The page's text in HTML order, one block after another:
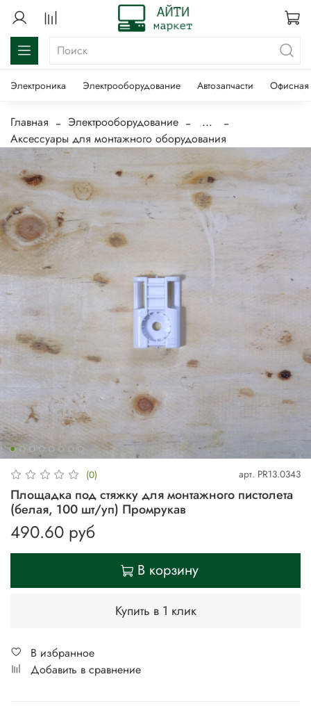
Электроника Электрооборудование Автозапчасти Офисная
Главная Электрооборудование
...
Аксессуары для монтажного оборудования
(0) арт. PR13.0343
Площадка под стяжку для монтажного пистолета
(белая, 100 шт/уп) Промрукав
490.60 руб
В корзину
Купить в 1 клик
В избранное
Добавить в сравнение